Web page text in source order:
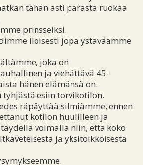
tähän asti parasta ruokaa
prinsseiksi.
iloisesti jopa ystäväämme
joka on
ja viehättävä 45-
hänen elämänsä on.
esiin torvikotilon.
räpäyttää silmiämme, ennen
kotilon huulilleen ja
voimalla niin, että koko
ja yksitoikkoisesta